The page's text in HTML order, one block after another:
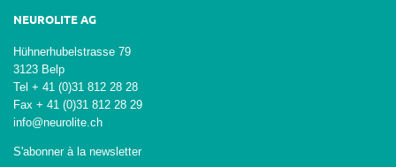
NEUROLITE AG
Hühnerhubelstrasse 79
3123 Belp
Tel + 41 (0)31 812 28 28
Fax + 41 (0)31 812 28 29
info@neurolite.ch
S'abonner à la newsletter